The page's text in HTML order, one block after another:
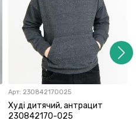
Арт: 230842170025
Худі дитячий, антрацит
230842170-025